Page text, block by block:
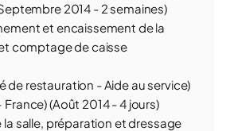
2014 - 2 semaines)
et encaissement de la
comptage de caisse
de restauration - Aide au service)
(Août 2014 - 4 jours)
la salle, préparation et dressage